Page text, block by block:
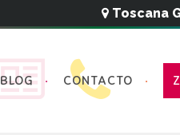
Toscana
BLOG CONTACTO